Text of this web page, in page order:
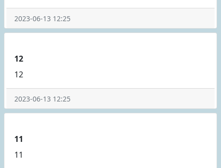
2023-06-13 12:25
12
12
2023-06-13 12:25
11
11